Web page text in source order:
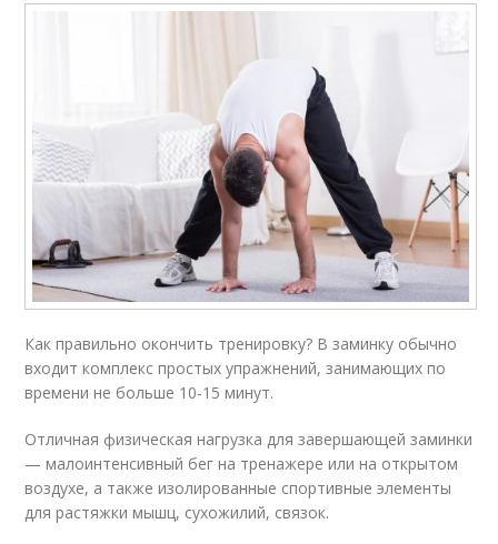
Как правильно окончить тренировку? В заминку обычно
входит комплекс простых упражнений, занимающих по
времени не больше 10-15 минут.
Отличная физическая нагрузка для завершающей заминки
— малоинтенсивный бег на тренажере или на открытом
воздухе, а также изолированные спортивные элементы
для растяжки мышц, сухожилий, связок.